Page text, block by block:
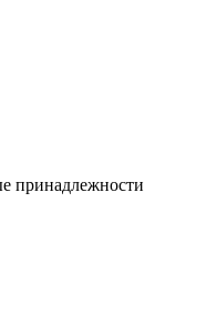
принадлежности